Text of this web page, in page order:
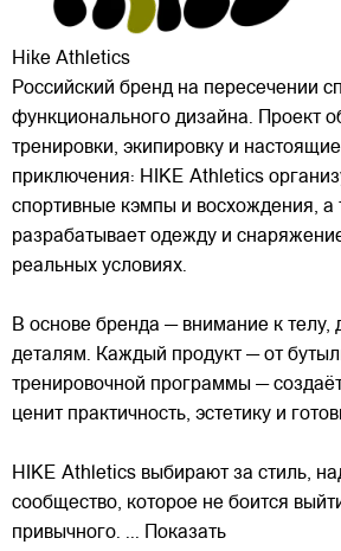
Hike Athletics
Российский бренд на пересечении
функционального дизайна. Проект
тренировки, экипировку и
приключения: HIKE Athletics
спортивные кэмпы и восхождения, а
разрабатывает одежду и
реальных условиях.
В основе бренда — внимание к телу,
деталям. Каждый продукт — от
тренировочной программы —
ценит практичность, эстетику и
HIKE Athletics выбирают за стиль,
сообщество, которое не боится
привычного. ... Показать